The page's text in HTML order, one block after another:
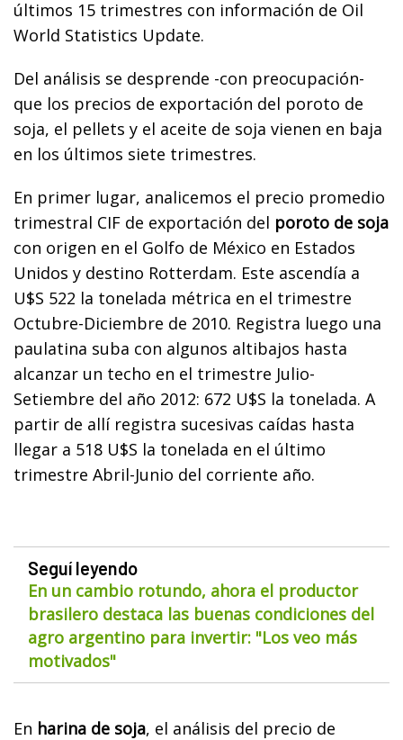
últimos 15 trimestres con información de Oil
World Statistics Update.
Del análisis se desprende -con preocupación-
que los precios de exportación del poroto de
soja, el pellets y el aceite de soja vienen en baja
en los últimos siete trimestres.
En primer lugar, analicemos el precio promedio
trimestral CIF de exportación del poroto de soja
con origen en el Golfo de México en Estados
Unidos y destino Rotterdam. Este ascendía a
U$S 522 la tonelada métrica en el trimestre
Octubre-Diciembre de 2010. Registra luego una
paulatina suba con algunos altibajos hasta
alcanzar un techo en el trimestre Julio-
Setiembre del año 2012: 672 U$S la tonelada. A
partir de allí registra sucesivas caídas hasta
llegar a 518 U$S la tonelada en el último
trimestre Abril-Junio del corriente año.
Seguí leyendo
En un cambio rotundo, ahora el productor
brasilero destaca las buenas condiciones del
agro argentino para invertir: "Los veo más
motivados"
En harina de soja, el análisis del precio de